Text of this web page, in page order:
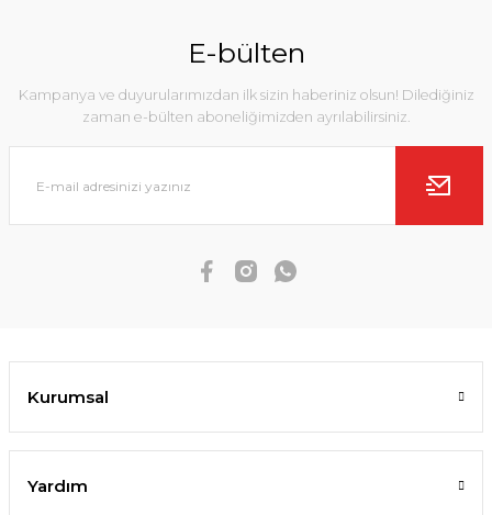
E-bülten
Kampanya ve duyurularımızdan ilk sizin haberiniz olsun! Dilediğiniz
zaman e-bülten aboneliğimizden ayrılabilirsiniz.
Kurumsal
Yardım